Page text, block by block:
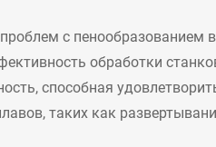
с пенообразованием
обработки
способная
таких как